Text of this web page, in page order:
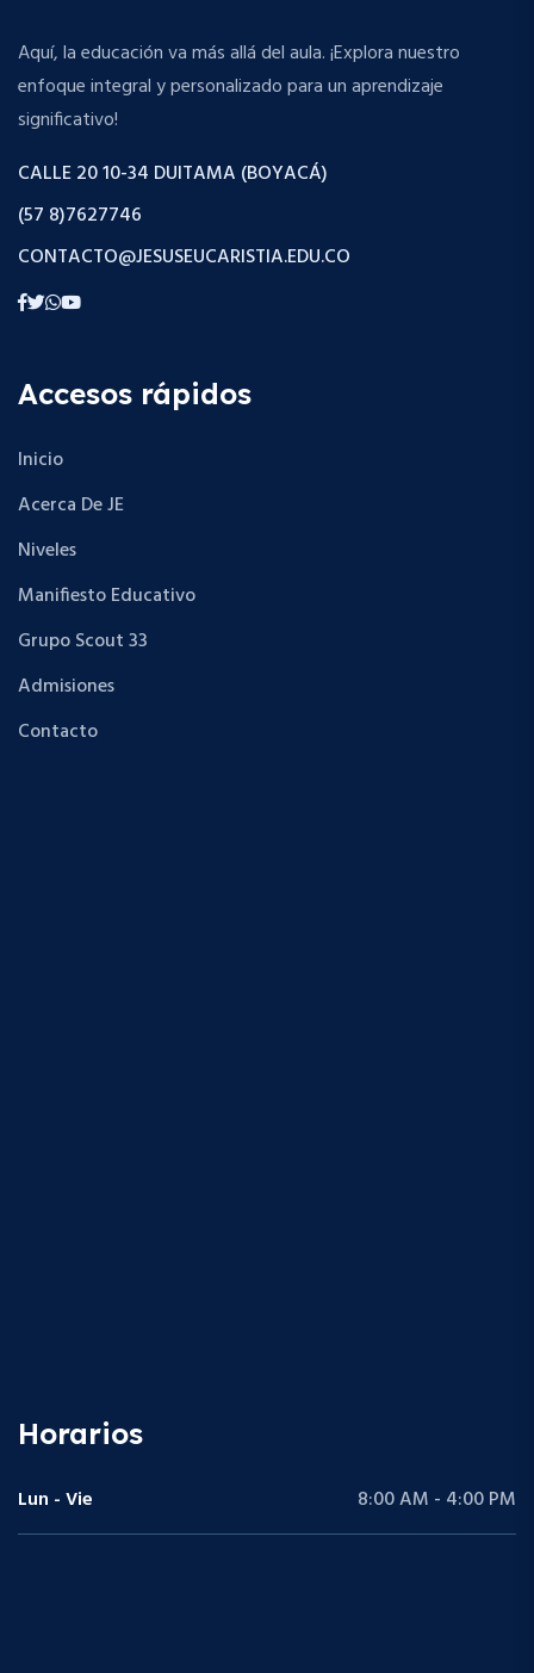
Aquí, la educación va más allá del aula. ¡Explora nuestro
enfoque integral y personalizado para un aprendizaje
significativo!
CALLE 20 10-34 DUITAMA (BOYACÁ)
(57 8)7627746
CONTACTO@JESUSEUCARISTIA.EDU.CO
Accesos rápidos
Inicio
Acerca De JE
Niveles
Manifiesto Educativo
Grupo Scout 33
Admisiones
Contacto
Horarios
Lun - Vie 8:00 AM - 4:00 PM